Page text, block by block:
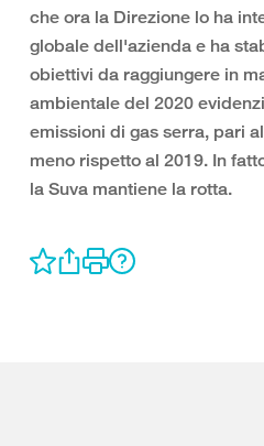
che ora la Direzione lo ha
globale dell'azienda e ha
obiettivi da raggiungere in
ambientale del 2020
emissioni di gas serra, pari
meno rispetto al 2019. In
la Suva mantiene la rotta.